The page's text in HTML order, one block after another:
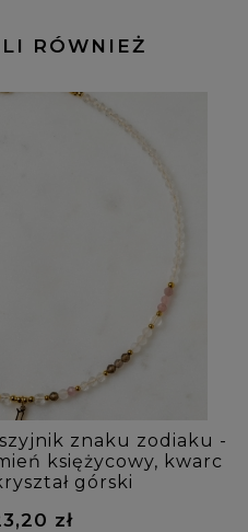
RÓWNIEŻ
znaku zodiaku -
księżycowy, kwarc
górski
zł